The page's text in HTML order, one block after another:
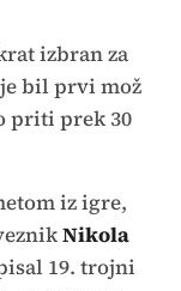
izbran za
bil prvi mož
priti prek 30
iz igre,
Nikola
19. trojni